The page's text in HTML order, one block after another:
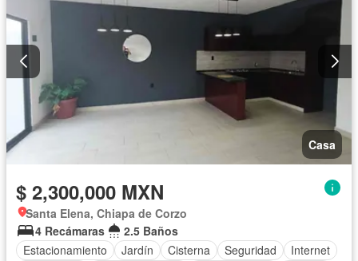
Casa
$ 2,300,000 MXN
Santa Elena, Chiapa de Corzo
4 Recámaras
2.5 Baños
Estacionamiento
Jardín Cisterna Seguridad
Internet